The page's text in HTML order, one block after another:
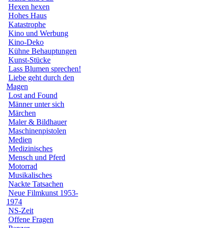
Hexen hexen
Hohes Haus
Katastrophe
Kino und Werbung
Kino-Deko
Kühne Behauptungen
Kunst-Stücke
Lass Blumen sprechen!
Liebe geht durch den
Magen
Lost and Found
Männer unter sich
Märchen
Maler & Bildhauer
Maschinenpistolen
Medien
Medizinisches
Mensch und Pferd
Motorrad
Musikalisches
Nackte Tatsachen
Neue Filmkunst 1953-
1974
NS-Zeit
Offene Fragen